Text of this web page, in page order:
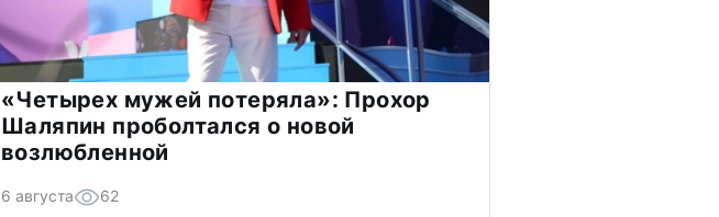
«Четырех мужей потеряла»: Прохор
Шаляпин проболтался о новой
возлюбленной
6 августа 62